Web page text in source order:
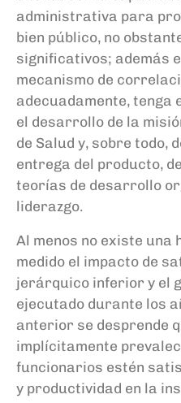
administrativa para
bien público, no
significativos; además
mecanismo de
adecuadamente, tenga
el desarrollo de la
de Salud y, sobre todo,
entrega del producto,
teorías de desarrollo
liderazgo.
Al menos no existe una
medido el impacto de
jerárquico inferior y el
ejecutado durante los
anterior se desprende
implícitamente
funcionarios estén
y productividad en la